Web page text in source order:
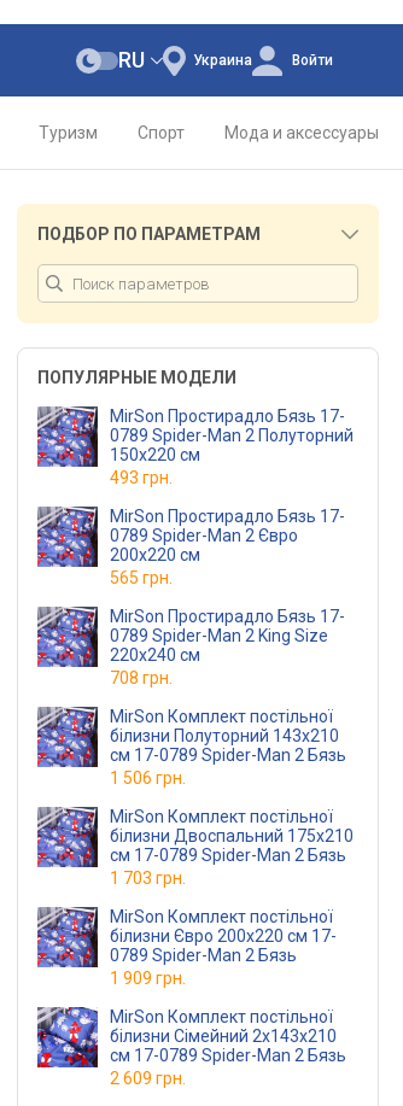
Украина
RU Войти
Туризм Спорт Мода и аксессуары
ПОДБОР ПО ПАРАМЕТРАМ
ПОПУЛЯРНЫЕ МОДЕЛИ
MirSon Простирадло Бязь 17-
0789 Spider-Man 2 Полуторний
150х220 см
493 грн.
MirSon Простирадло Бязь 17-
0789 Spider-Man 2 Євро
200x220 см
565 грн.
MirSon Простирадло Бязь 17-
0789 Spider-Man 2 King Size
220x240 см
708 грн.
MirSon Комплект постільної
білизни Полуторний 143х210
см 17-0789 Spider-Man 2 Бязь
1 506 грн.
MirSon Комплект постільної
білизни Двоспальний 175х210
см 17-0789 Spider-Man 2 Бязь
1 703 грн.
MirSon Комплект постільної
білизни Євро 200х220 см 17-
0789 Spider-Man 2 Бязь
1 909 грн.
MirSon Комплект постільної
білизни Сімейний 2x143x210
см 17-0789 Spider-Man 2 Бязь
2 609 грн.